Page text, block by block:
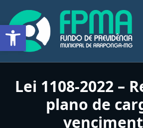
para
conteúdo
Lei 1108-2022 –
plano de
Barra de